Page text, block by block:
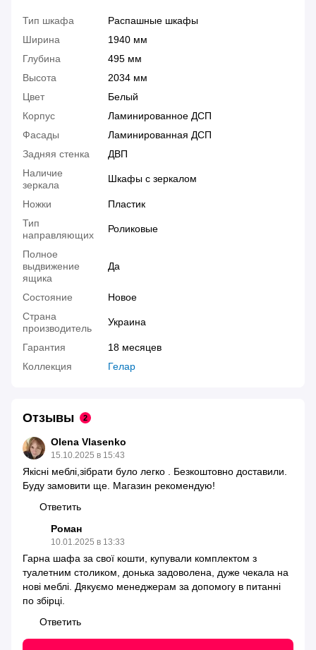
Тип шкафа
Распашные шкафы
Ширина
1940 мм
Глубина
495 мм
Высота
2034 мм
Цвет
Белый
Корпус
Ламинированное ДСП
Фасады
Ламинированная ДСП
Задняя стенка
ДВП
Наличие
зеркала
Шкафы с зеркалом
Ножки
Пластик
Тип
направляющих
Роликовые
Полное
выдвижение
ящика
Да
Состояние
Новое
Страна
производитель
Украина
Гарантия
18 месяцев
Коллекция
Гелар
Отзывы 2
Olena Vlasenko
15.10.2025 в 15:43
Якісні меблі,зібрати було легко . Безкоштовно доставили.
Буду замовити ще. Магазин рекомендую!
Ответить
Роман
10.01.2025 в 13:33
Гарна шафа за свої кошти, купували комплектом з
туалетним столиком, донька задоволена, дуже чекала на
нові меблі. Дякуємо менеджерам за допомогу в питанні
по збірці.
Ответить